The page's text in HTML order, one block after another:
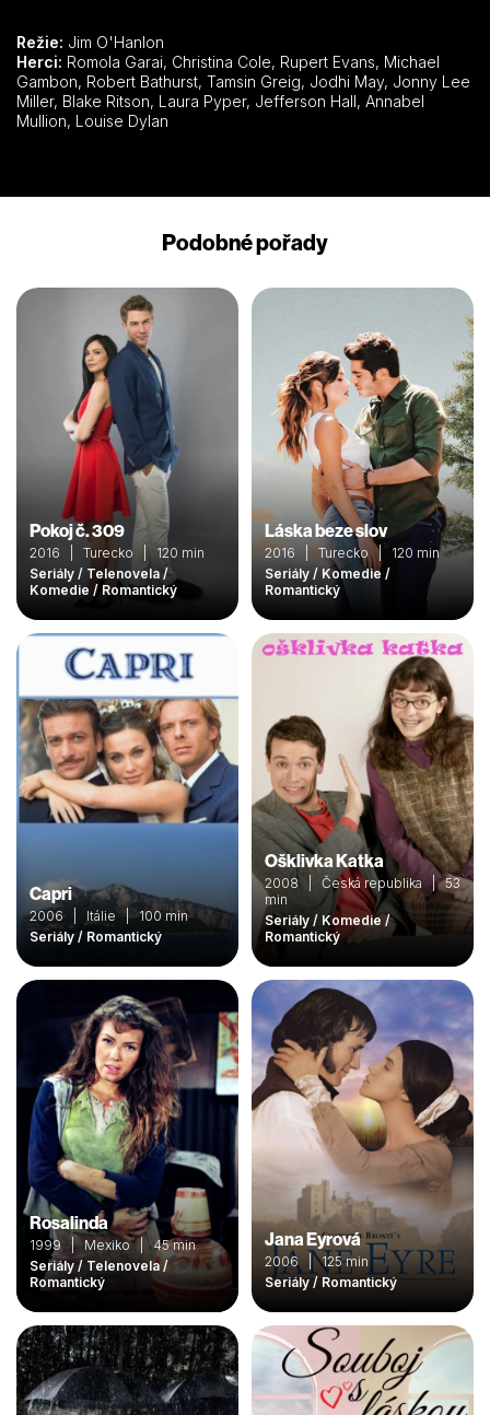
trošku umravnit, je její švagr pan Knightley. Emma se musí naučit
poprvé v životě porozumět sobě samotné, jestliže chce
rozpoznat tužby a přání srdcí jiných.
Režie: Jim O'Hanlon
Herci:
Gambon, Robert Bathurst, Tamsin Greig, Jodhi May, Jonny Lee
Miller, Blake Ritson, Laura Pyper, Jefferson Hall, Annabel
Mullion, Louise Dylan
Podobné pořady
Pokoj č. 309
2016 | Turecko | 120 min
Seriály / Telenovela /
Komedie / Romantický
Láska beze slov
2016 | Turecko | 120 min
Seriály / Komedie /
Romantický
Capri
2006 | Itálie | 100 min
Seriály / Romantický
Ošklivka Katka
2008 | Česká republika | 53
min
Seriály / Komedie /
Romantický
Rosalinda
1999 | Mexiko | 45 min
Seriály / Telenovela /
Romantický
Jana Eyrová
2006 | 125 min
Seriály / Romantický